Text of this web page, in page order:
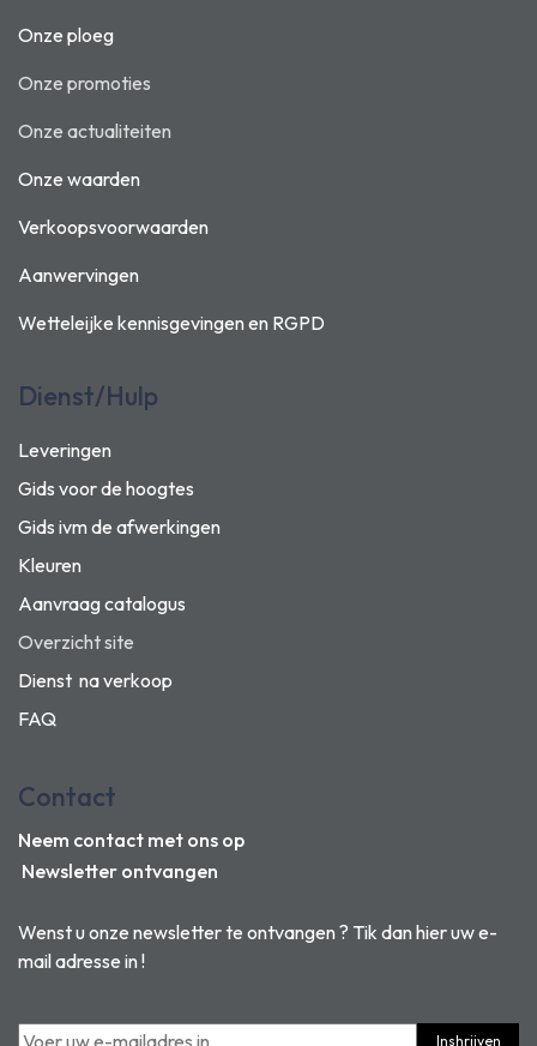
Onze ploeg
Onze promoties
Onze actualiteiten
Onze waarden
Verkoopsvoorwaarden
Aanwervingen
Wetteleijke kennisgevingen en RGPD
Dienst/Hulp
Leveringen
Gids voor de hoogtes
Gids ivm de afwerkingen
Kleuren
Aanvraag catalogus
Overzicht site
Dienst na verkoop
FAQ
Wenst u onze newsletter te ontvangen ? Tik dan hier uw e-
mail adresse in !
Inshrijven
Contact
Neem contact met ons op
Newsletter ontvangen